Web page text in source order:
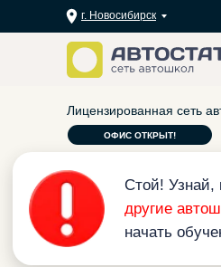
г. Новосибирск
Стой! Узнай, как
другие автошколы,
Лицензированная сеть
Обучаем на категории:
БЕРЕГУ!
ЗАПИШИТЕСЬ В
СПЕЦИАЛЬНОЙ ЦЕНЕ!
ОФИС ОТКРЫТ!